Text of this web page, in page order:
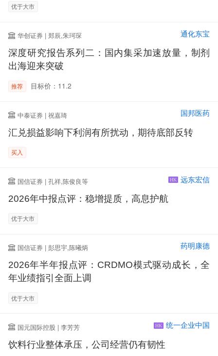
优于大市
华创证券 | 郑辰,朱珂琛 通化东宝
深度研究报告系列二：国内集采加速放量，制剂
出海迎来突破
推荐 目标价：11.2
中泰证券 | 祝嘉琦 国邦医药
汇兑损益影响下利润有所扰动，期待底部反转
买入
国信证券 | 孔祥,陈俊良等 HK 远东宏信
2026年中报点评：稳增提质，高息护航
优于大市
国信证券 | 彭思宇,陈曦炳 药明康德
2026年半年报点评：CRDMO模式驱动成长，全
年业绩指引全面上调
优于大市
国元国际控股 | 李芳芳 HK 统一企业中国
饮料行业整体承压，公司经营仍有韧性